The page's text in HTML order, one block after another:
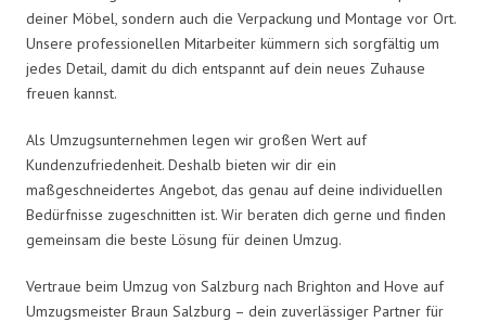
deiner Möbel, sondern auch die Verpackung und Montage vor Ort.
Unsere professionellen Mitarbeiter kümmern sich sorgfältig um
jedes Detail, damit du dich entspannt auf dein neues Zuhause
freuen kannst.
Als Umzugsunternehmen legen wir großen Wert auf
Kundenzufriedenheit. Deshalb bieten wir dir ein
maßgeschneidertes Angebot, das genau auf deine individuellen
Bedürfnisse zugeschnitten ist. Wir beraten dich gerne und finden
gemeinsam die beste Lösung für deinen Umzug.
Vertraue beim Umzug von Salzburg nach Brighton and Hove auf
Umzugsmeister Braun Salzburg – dein zuverlässiger Partner für